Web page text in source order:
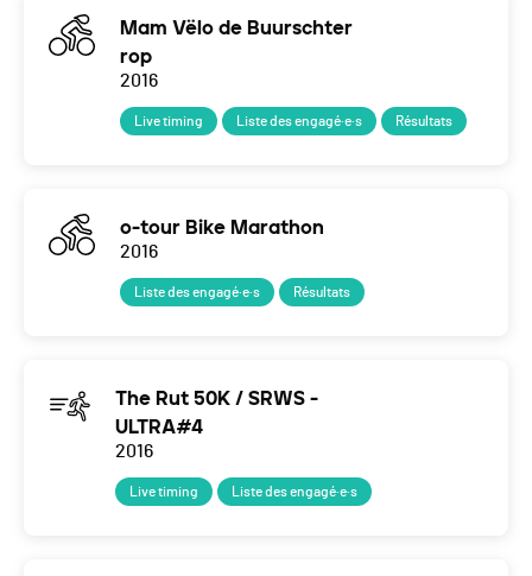
Mam Vëlo de Buurschter
rop
2016
Live timing Liste des engagé·e·s Résultats
o-tour Bike Marathon
2016
Liste des engagé·e·s Résultats
The Rut 50K / SRWS -
ULTRA#4
2016
Live timing Liste des engagé·e·s